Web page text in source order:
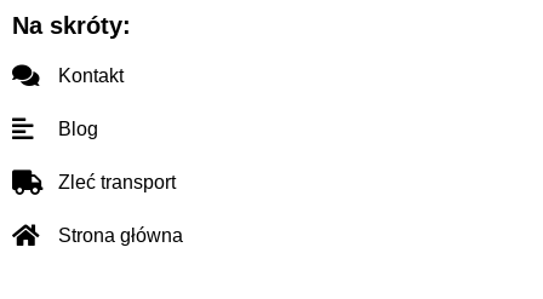
Na skróty:
Kontakt
Blog
Zleć transport
Strona główna